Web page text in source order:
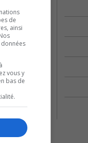
de
ainsi
vous y
bas de